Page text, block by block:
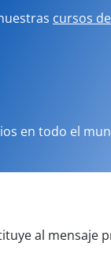
cursos
en todo el
al mensaje